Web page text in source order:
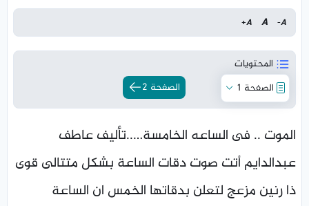
A
-
A
A
+
الصفحة 1
الصفحة 2
الموت .. فى الساعه الخامسة…..تأليف عاطف
عبدالدايم أتت صوت دقات الساعة بشكل متتالى قوى
ذا رنين مزعج لتعلن بدقاتها الخمس ان الساعة